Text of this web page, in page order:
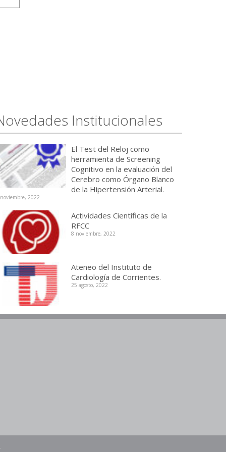
Institucionales
El Test del Reloj como
herramienta de Screening
Cognitivo en la evaluación del
Cerebro como Órgano Blanco
de la Hipertensión Arterial.
2022
Actividades Científicas de la
RFCC
8 noviembre, 2022
Ateneo del Instituto de
Cardiología de Corrientes.
25 agosto, 2022